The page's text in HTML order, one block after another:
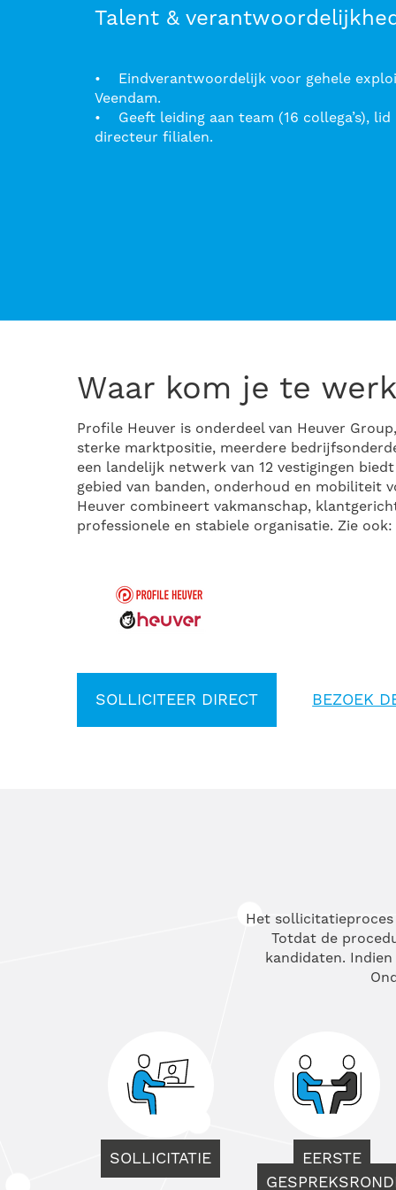
Talent &
• Eindverantwoordelijk voor gehele
Veendam.
• Geeft leiding aan team (16 collega’s),
directeur filialen.
Waar kom je te
Profile Heuver is onderdeel van Heuver
sterke marktpositie, meerdere
een landelijk netwerk van 12 vestigingen
gebied van banden, onderhoud en mobiliteit
Heuver combineert vakmanschap,
professionele en stabiele organisatie. Zie ook:
SOLLICITEER DIRECT BEZOEK
Het
Totdat de
kandidaten.
SOLLICITATIE
EERSTE